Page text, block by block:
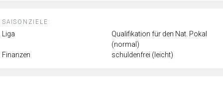
SAISONZIELE:
Liga
Qualifikation für den Nat. Pokal
(normal)
Finanzen
schuldenfrei (leicht)